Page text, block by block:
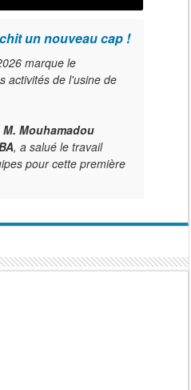
un nouveau cap !
marque le
activités de l'usine de
M. Mouhamadou
, a salué le travail
pour cette première